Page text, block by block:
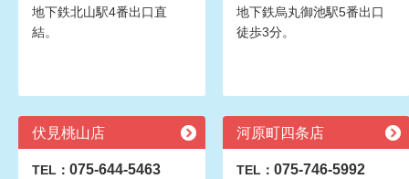
地下鉄北山駅4番出口直
結。
地下鉄烏丸御池駅5番出口
徒歩3分。
伏見桃山店
TEL： 075-644-5463
河原町四条店
TEL： 075-746-5992